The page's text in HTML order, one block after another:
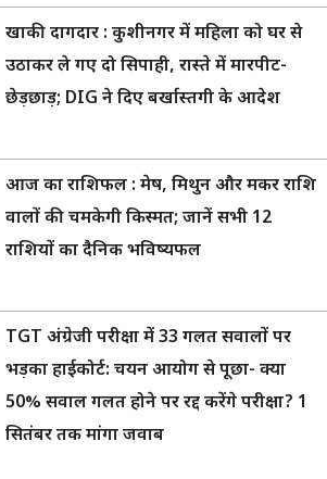
खाकी दागदार : कुशीनगर में महिला को घर से
उठाकर ले गए दो सिपाही, रास्ते में मारपीट-
छेड़छाड़; DIG ने दिए बर्खास्तगी के आदेश
आज का राशिफल : मेष, मिथुन और मकर राशि
वालों की चमकेगी किस्मत; जानें सभी 12
राशियों का दैनिक भविष्यफल
TGT अंग्रेजी परीक्षा में 33 गलत सवालों पर
भड़का हाईकोर्ट: चयन आयोग से पूछा- क्या
50% सवाल गलत होने पर रद्द करेंगे परीक्षा? 1
सितंबर तक मांगा जवाब